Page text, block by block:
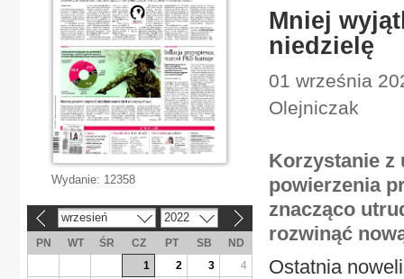
Mniej
niedzielę
01 września
Olejniczak
Korzystanie z
powierzenia
znacząco
rozwinąć
Ostatnia
Wydanie: 12358
wrzesień 2022
PN WT ŚR CZ PT SB
ND
1
2 3
4